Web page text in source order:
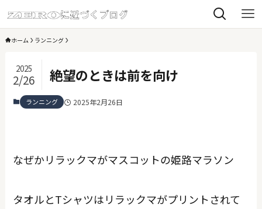
ホーム ランニング
絶望のときは前を向け
2025
2/26
ランニング 2025年2月26日
なぜかリラックマがマスコットの姫路マラソン
タオルとTシャツはリラックマがプリントされて